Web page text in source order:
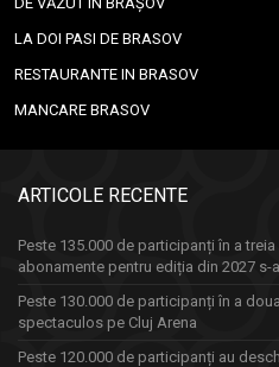
LA DOI PASI DE BRASOV
RESTAURANTE IN BRASOV
MANCARE BRASOV
ARTICOLE RECENTE
Peste 135.000 de participanți în a
abonamente pentru ediția din 2027 s-
Peste 130.000 de participanți în a
spectaculos pe Cluj Arena
Peste 120.000 de participanți au